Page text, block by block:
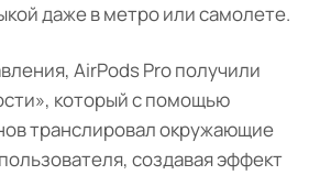
даже в метро или самолете.
AirPods Pro получили
который с помощью
транслировал окружающие
создавая эффект